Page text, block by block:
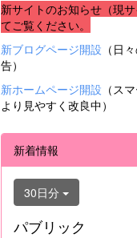
新サイトのお知らせ（現
てご覧ください。
新ブログページ開設 （日
告）
新ホームページ開設 （ス
より見やすく改良中）
新着情報
30日分
パブリック